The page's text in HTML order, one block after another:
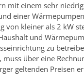
mit einem sehr
einer
von kleiner als 2 kW
und
zu
über eine
geltenden Preisen